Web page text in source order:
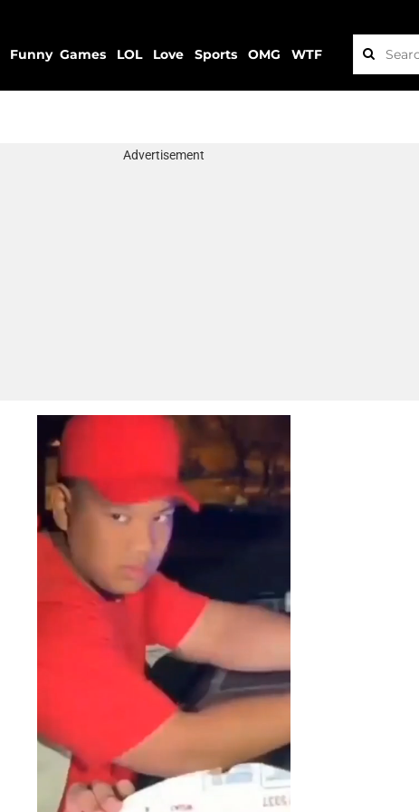
Funny Games LOL Love Sports OMG WTF
Advertisement